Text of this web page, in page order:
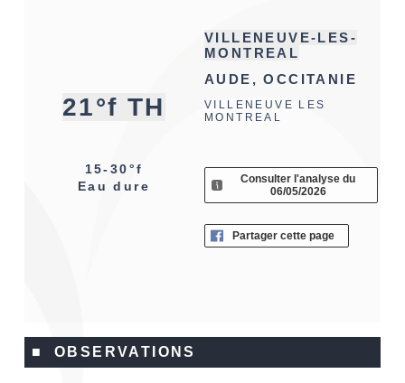
21°f TH
15-30°f
Eau dure
VILLENEUVE-LES-
MONTREAL
AUDE, OCCITANIE
VILLENEUVE LES
MONTREAL
Consulter l'analyse du
06/05/2026
Partager cette page
■ OBSERVATIONS